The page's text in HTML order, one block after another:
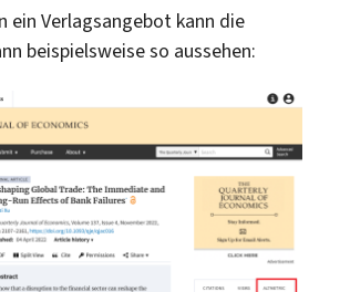
ein Verlagsangebot kann die
beispielsweise so aussehen: